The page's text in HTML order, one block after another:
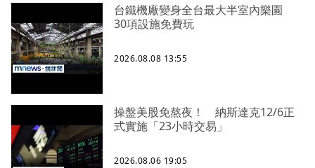
台鐵機廠變身全台最大半室內樂園
30項設施免費玩
2026.08.08 13:55
操盤美股免熬夜！ 納斯達克12/6正
式實施「23小時交易」
2026.08.06 19:05